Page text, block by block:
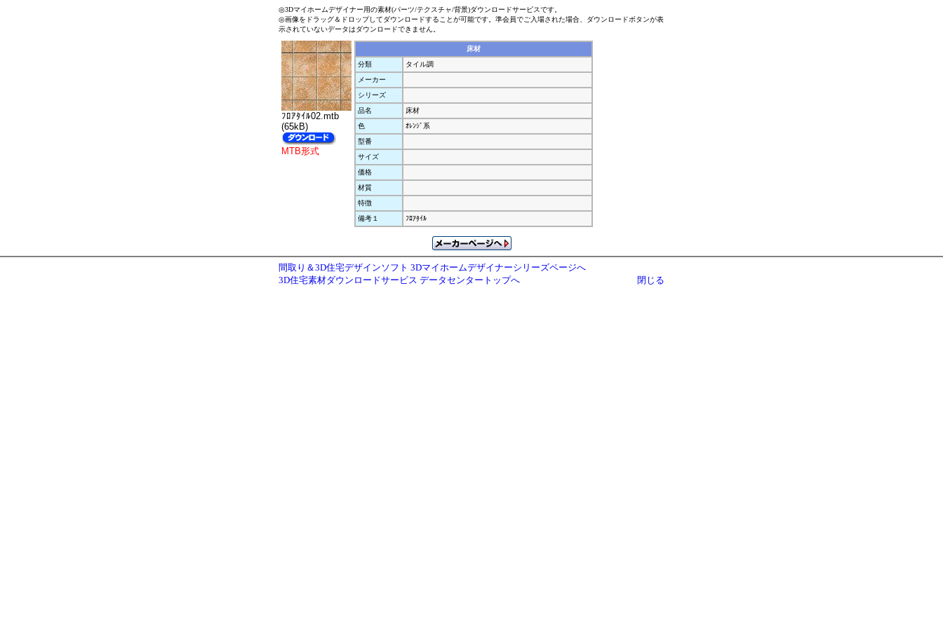
◎3Dマイホームデザイナー用の素材(パーツ/テクスチャ/背景)ダウンロードサービスです。
◎画像をドラッグ＆ドロップしてダウンロードすることが可能です。準会員でご入場された場合、ダウンロードボタンが表
示されていないデータはダウンロードできません。
ﾌﾛｱﾀｲﾙ02.mtb
(65kB)
MTB形式
床材
分類
タイル調
メーカー
シリーズ
品名
床材
色
ｵﾚﾝｼﾞ系
型番
サイズ
価格
材質
特徴
備考１
ﾌﾛｱﾀｲﾙ
間取り＆3D住宅デザインソフト 3Dマイホームデザイナーシリーズページへ
3D住宅素材ダウンロードサービス データセンタートップへ
閉じる